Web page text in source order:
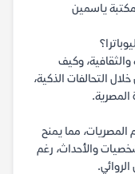
ياسمين
وكيف
التحالفات الذكية،
المصرية.
مما يمنح
والأحداث، رغم